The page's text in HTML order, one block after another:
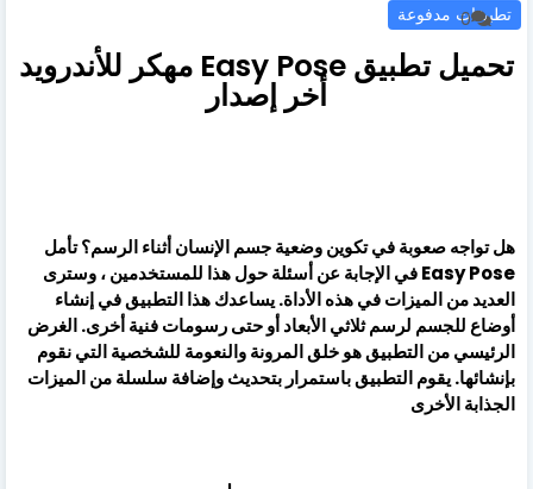
تطبيقات مدفوعة
0
تحميل تطبيق Easy Pose مهكر للأندرويد
أخر إصدار
هل تواجه صعوبة في تكوين وضعية جسم الإنسان أثناء الرسم؟ تأمل
Easy Pose في الإجابة عن أسئلة حول هذا للمستخدمين ، وسترى
العديد من الميزات في هذه الأداة. يساعدك هذا التطبيق في إنشاء
أوضاع للجسم لرسم ثلاثي الأبعاد أو حتى رسومات فنية أخرى. الغرض
الرئيسي من التطبيق هو خلق المرونة والنعومة للشخصية التي نقوم
بإنشائها. يقوم التطبيق باستمرار بتحديث وإضافة سلسلة من الميزات
الجذابة الأخرى